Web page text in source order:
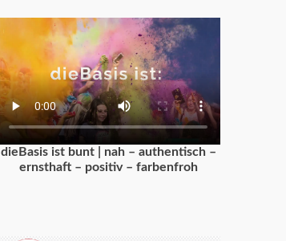
dieBasis ist bunt | nah – authentisch –
ernsthaft – positiv – farbenfroh